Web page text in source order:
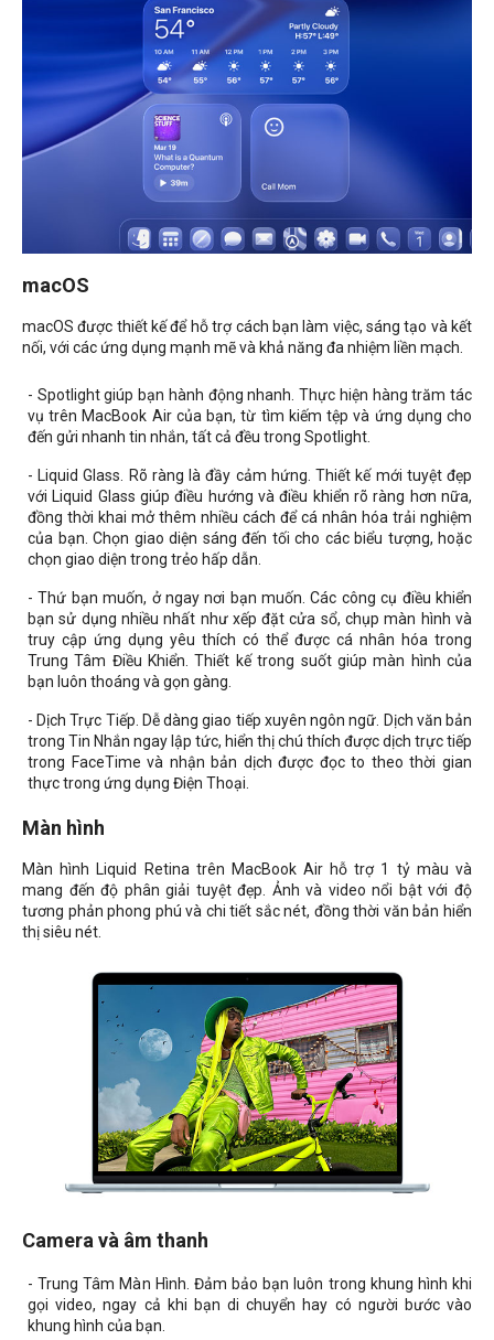
macOS
macOS được thiết kế để hỗ trợ cách bạn làm việc, sáng tạo và kết
nối, với các ứng dụng mạnh mẽ và khả năng đa nhiệm liền mạch.
- Spotlight giúp bạn hành động nhanh. Thực hiện hàng trăm tác
vụ trên MacBook Air của bạn, từ tìm kiếm tệp và ứng dụng cho
đến gửi nhanh tin nhắn, tất cả đều trong Spotlight.
- Liquid Glass. Rõ ràng là đầy cảm hứng. Thiết kế mới tuyệt đẹp
với Liquid Glass giúp điều hướng và điều khiển rõ ràng hơn nữa,
đồng thời khai mở thêm nhiều cách để cá nhân hóa trải nghiệm
của bạn. Chọn giao diện sáng đến tối cho các biểu tượng, hoặc
chọn giao diện trong trẻo hấp dẫn.
- Thứ bạn muốn, ở ngay nơi bạn muốn. Các công cụ điều khiển
bạn sử dụng nhiều nhất như xếp đặt cửa sổ, chụp màn hình và
truy cập ứng dụng yêu thích có thể được cá nhân hóa trong
Trung Tâm Điều Khiển. Thiết kế trong suốt giúp màn hình của
bạn luôn thoáng và gọn gàng.
- Dịch Trực Tiếp. Dễ dàng giao tiếp xuyên ngôn ngữ. Dịch văn bản
trong Tin Nhắn ngay lập tức, hiển thị chú thích được dịch trực tiếp
trong FaceTime và nhận bản dịch được đọc to theo thời gian
thực trong ứng dụng Điện Thoại.
Màn hình
Màn hình Liquid Retina trên MacBook Air hỗ trợ 1 tỷ màu và
mang đến độ phân giải tuyệt đẹp. Ảnh và video nổi bật với độ
tương phản phong phú và chi tiết sắc nét, đồng thời văn bản hiển
thị siêu nét.
Camera và âm thanh
- Trung Tâm Màn Hình. Đảm bảo bạn luôn trong khung hình khi
gọi video, ngay cả khi bạn di chuyển hay có người bước vào
khung hình của bạn.